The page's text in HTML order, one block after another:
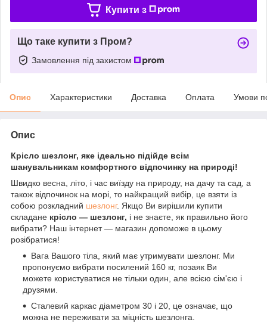
Купити з
Що таке купити з Пром?
Замовлення під захистом
Опис Характеристики Доставка Оплата Умови
Опис
Крісло шезлонг, яке ідеально підійде всім
шанувальникам комфортного відпочинку на природі!
Швидко весна, літо, і час виїзду на природу, на дачу та сад, а
також відпочинок на морі, то найкращий вибір, це взяти із
собою розкладний шезлонг. Якщо Ви вирішили купити
складане крісло — шезлонг, і не знаєте, як правильно його
вибрати? Наш інтернет — магазин допоможе в цьому
розібратися!
Вага Вашого тіла, який має утримувати шезлонг. Ми
пропонуємо вибрати посилений 160 кг, позаяк Ви
можете користуватися не тільки один, але всією сім'єю і
друзями.
Сталевий каркас діаметром 30 і 20, це означає, що
можна не переживати за міцність шезлонга.